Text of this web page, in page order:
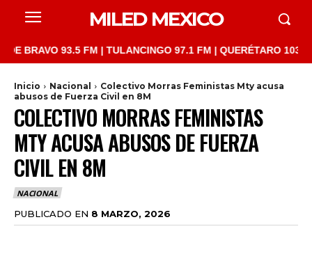
MILED MEXICO
93.5 FM | TULANCINGO 97.1 FM | QUERÉTARO 103.1 FM |
Inicio Nacional
Colectivo Morras Feministas Mty acusa
abusos de Fuerza Civil en 8M
COLECTIVO MORRAS FEMINISTAS
MTY ACUSA ABUSOS DE FUERZA
CIVIL EN 8M
NACIONAL
PUBLICADO EN 8 MARZO, 2026